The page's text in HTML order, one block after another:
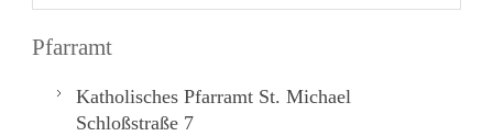
Pfarramt
Katholisches Pfarramt St. Michael
Schloßstraße 7